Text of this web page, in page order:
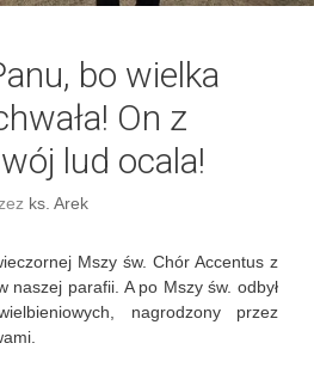
bo wielka
On z
lud ocala!
ks. Arek
Mszy św. Chór Accentus z
naszej parafii. A po Mszy św. odbył
nagrodzony przez